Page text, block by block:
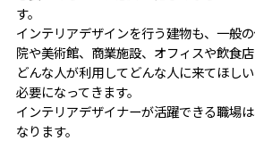
す。
インテリアデザインを行う建物も、一般
院や美術館、商業施設、オフィスや飲食店
どんな人が利用してどんな人に来てほし
必要になってきます。
インテリアデザイナーが活躍できる職場
なります。